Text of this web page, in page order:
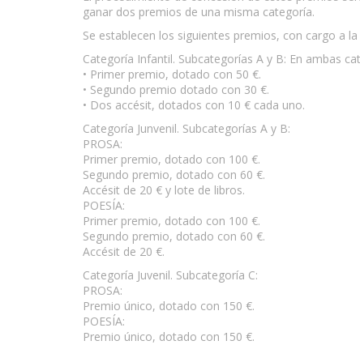
ganar dos premios de una misma categoría.
Se establecen los siguientes premios, con cargo a
Categoría Infantil. Subcategorías A y B: En ambas
• Primer premio, dotado con 50 €.
• Segundo premio dotado con 30 €.
• Dos accésit, dotados con 10 € cada uno.
Categoría Junvenil. Subcategorías A y B:
PROSA:
Primer premio, dotado con 100 €.
Segundo premio, dotado con 60 €.
Accésit de 20 € y lote de libros.
POESÍA:
Primer premio, dotado con 100 €.
Segundo premio, dotado con 60 €.
Accésit de 20 €.
Categoría Juvenil. Subcategoría C:
PROSA:
Premio único, dotado con 150 €.
POESÍA:
Premio único, dotado con 150 €.